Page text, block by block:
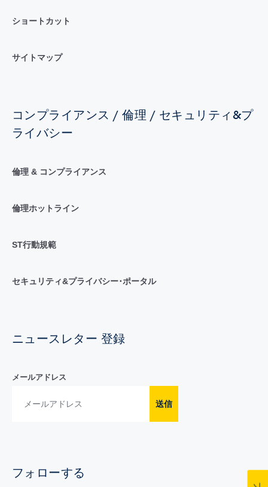
ショートカット
サイトマップ
コンプライアンス / 倫理 / セキュリティ&プ
ライバシー
倫理 & コンプライアンス
倫理ホットライン
ST行動規範
セキュリティ&プライバシー･ポータル
ニュースレター 登録
メールアドレス
送信
フォローする